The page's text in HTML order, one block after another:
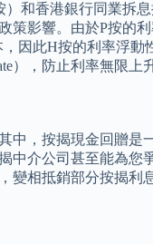
和香港銀行同業
影響。由於P按
因此H按的利率浮
），防止利率無限
，按揭現金回贈
介公司甚至能為
相抵銷部分按揭